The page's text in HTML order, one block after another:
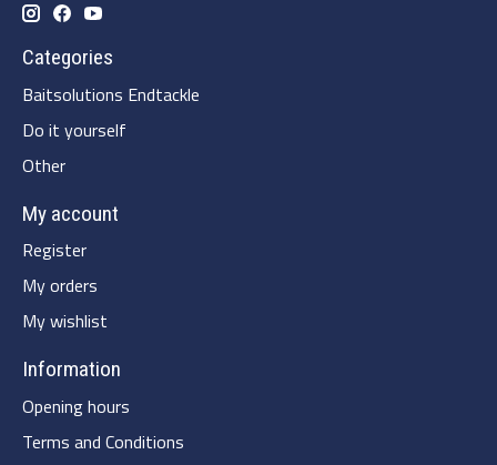
Categories
Baitsolutions Endtackle
Do it yourself
Other
My account
Register
My orders
My wishlist
Information
Opening hours
Terms and Conditions